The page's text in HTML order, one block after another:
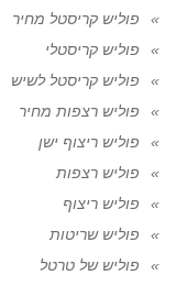
פוליש קריסטל מחיר
פוליש קריסטלי
פוליש קריסטל לשיש
פוליש רצפות מחיר
פוליש ריצוף ישן
פוליש רצפות
פוליש ריצוף
פוליש שריטות
פוליש של טרטל